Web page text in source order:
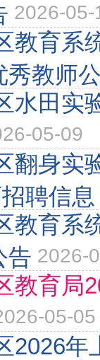
2026-05-
教育系
秀教师
水田实
05-09
翻身实
聘信息
教育系
告 2026-
教育局
05-05
2026年